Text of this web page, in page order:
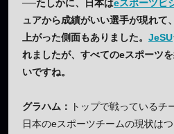
──たしかに、日本はeスポーツビ
ュアから成績がいい選手が現れて
上がった側面もありました。 JeSU
れましたが、すべてのeスポーツ
いですね。
グラハム：
トップで戦っているチ
日本のeスポーツチームの現状は